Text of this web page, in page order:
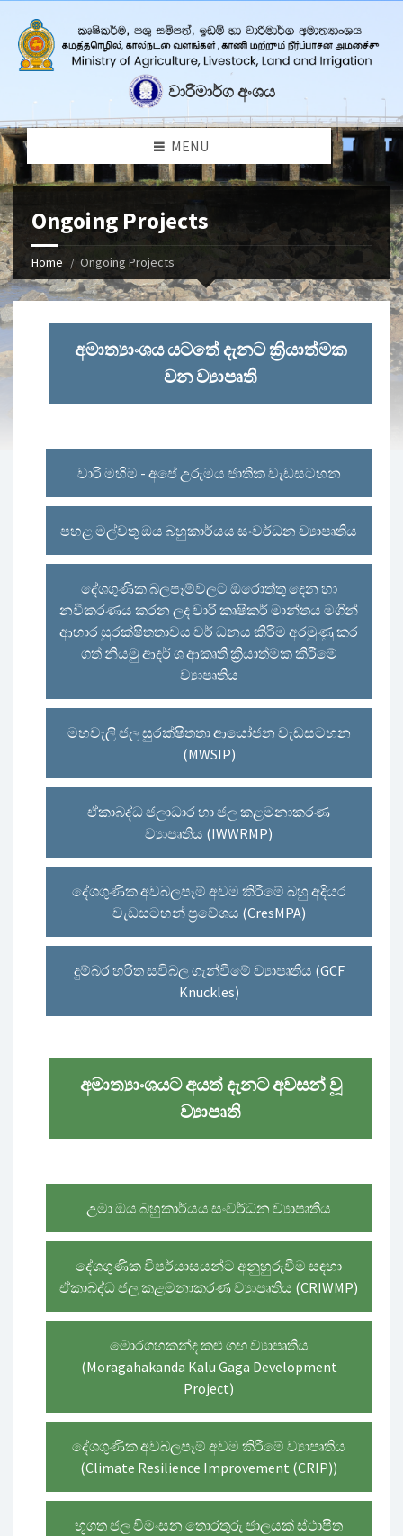
වාරිමාර්ග අංශය
MENU
Ongoing Projects
Home Ongoing Projects
අමාත්‍යාංශය යටතේ දැනට ක්‍රියාත්මක
වන ව්‍යාපෘති
වාරි මහිම - අපේ උරුමය ජාතික වැඩසටහන
පහළ මල්වතු ඔය බහුකාර්යය සංවර්ධන ව්‍යාපෘතිය
දේශගුණික බලපෑම්වලට ඔරොත්තු දෙන හා
නවීකරණය කරන ලද වාරි කෘෂිකර් මාන්තය මගින්
ආහාර සුරක්ෂිතතාවය වර් ධනය කිරිම අරමුණු කර
ගත් නියමු ආදර් ශ ආකෘති ක්‍රියාත්මක කිරීමේ
ව්‍යාපෘතිය
මහවැලි ජල සුරක්ෂිතතා ආයෝජන වැඩසටහන
(MWSIP)
ඒකාබද්ධ ජලාධාර හා ජල කළමනාකරණ
ව්‍යාපෘතිය (IWWRMP)
දේශගුණික අවබලපෑම් අවම කිරීමේ බහු අදියර
වැඩසටහන් ප්‍රවේශය (CresMPA)
දුම්බර හරිත සවිබල ගැන්වීමේ ව්‍යාපෘතිය (GCF
Knuckles)
අමාත්‍යාංශයට අයත් දැනට අවසන් වූ
ව්‍යාපෘති
උමා ඔය බහුකාර්යය සංවර්ධන ව්‍යාපෘතිය
දේශගුණික විපර්යාසයන්ට අනුහුරුවීම සඳහා
ඒකාබද්ධ ජල කළමනාකරණ ව්‍යාපෘතිය (CRIWMP)
මොරගහකන්ද කළු ගඟ ව්‍යාපෘතිය
(Moragahakanda Kalu Gaga Development
Project)
දේශගුණික අවබලපෑම් අවම කිරීමේ ව්‍යාපෘතිය
(Climate Resilience Improvement (CRIP))
භූගත ජල විමංසන තොරතුරු ජාලයක් ස්ථාපිත